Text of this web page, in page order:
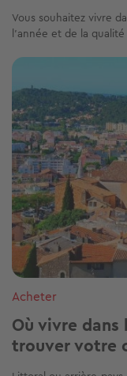
Vous souhaitez vivre
l'année et de la
Image
Acheter
Où vivre dans
trouver votre